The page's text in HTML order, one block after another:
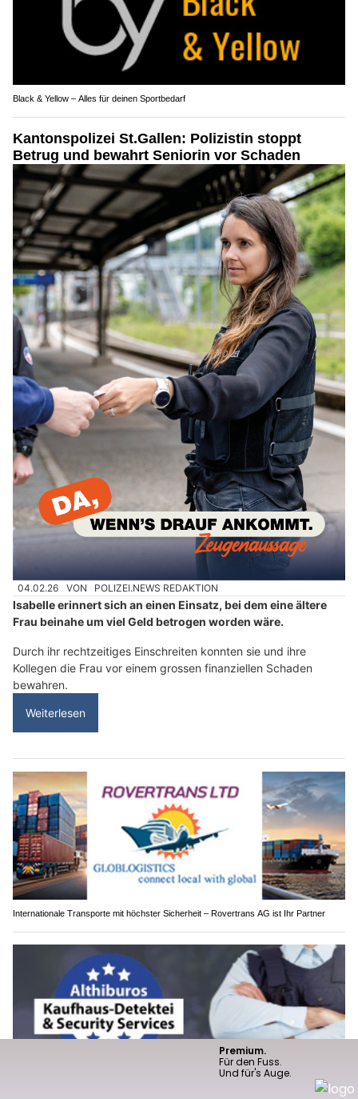
Black & Yellow – Alles für deinen Sportbedarf
Kantonspolizei St.Gallen: Polizistin stoppt
Betrug und bewahrt Seniorin vor Schaden
04.02.26 VON POLIZEI.NEWS REDAKTION
Isabelle erinnert sich an einen Einsatz, bei dem eine ältere
Frau beinahe um viel Geld betrogen worden wäre.
Durch ihr rechtzeitiges Einschreiten konnten sie und ihre
Kollegen die Frau vor einem grossen finanziellen Schaden
bewahren.
Weiterlesen
Internationale Transporte mit höchster Sicherheit – Rovertrans AG ist Ihr Partner
Althiburos Security Services.ch – Ihr Partner für Sicherheit in Schweiz und Österreich